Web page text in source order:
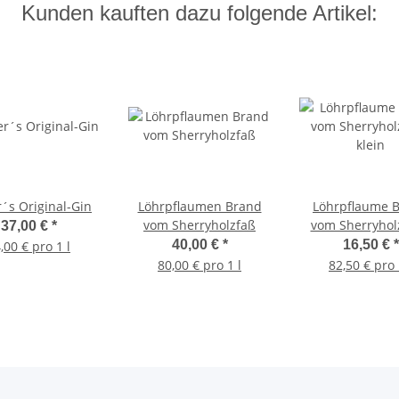
Kunden kauften dazu folgende Artikel:
Original-Gin
37,00 € *
€ pro 1 l
Löhrpflaumen Brand
vom Sherryholzfaß
40,00 € *
80,00 € pro 1 l
Löhrpflaume
vom
klein
16,50 € *
82,50 € pro